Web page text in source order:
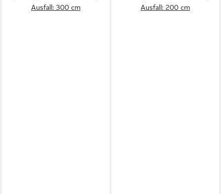
Ausfall: 300 cm
Ausfall: 200 cm